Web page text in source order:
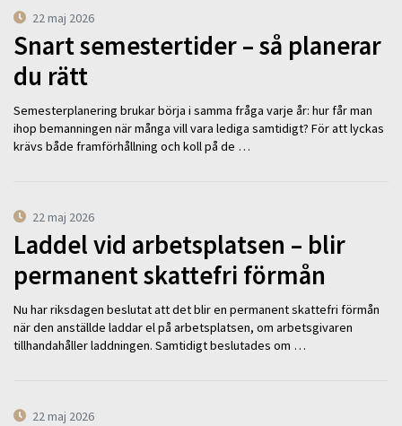
22 maj 2026
Snart semestertider – så planerar
du rätt
Semesterplanering brukar börja i samma fråga varje år: hur får man
ihop bemanningen när många vill vara lediga samtidigt? För att lyckas
krävs både framförhållning och koll på de …
22 maj 2026
Laddel vid arbetsplatsen – blir
permanent skattefri förmån
Nu har riksdagen beslutat att det blir en permanent skattefri förmån
när den anställde laddar el på arbetsplatsen, om arbetsgivaren
tillhandahåller laddningen. Samtidigt beslutades om …
22 maj 2026